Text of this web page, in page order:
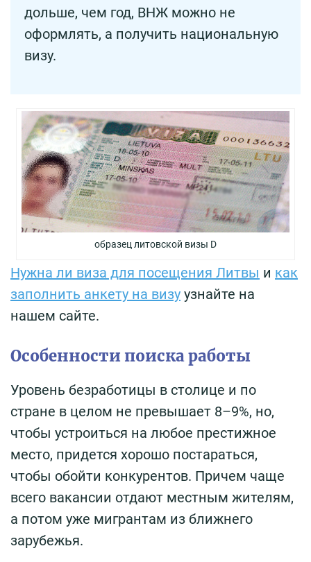
дольше, чем год, ВНЖ можно не
оформлять, а получить национальную
визу.
образец литовской визы D
Нужна ли виза для посещения Литвы и как
заполнить анкету на визу узнайте на
нашем сайте.
Особенности поиска работы
Уровень безработицы в столице и по
стране в целом не превышает 8–9%, но,
чтобы устроиться на любое престижное
место, придется хорошо постараться,
чтобы обойти конкурентов. Причем чаще
всего вакансии отдают местным жителям,
а потом уже мигрантам из ближнего
зарубежья.